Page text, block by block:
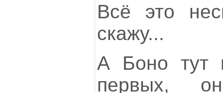
Всё это
скажу...
А Боно тут
первых,